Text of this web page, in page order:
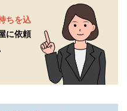
ちを込
に依頼